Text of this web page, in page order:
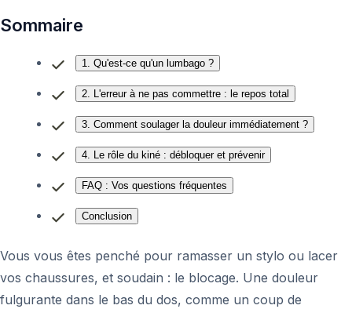
Sommaire
1. Qu'est-ce qu'un lumbago ?
2. L'erreur à ne pas commettre : le repos total
3. Comment soulager la douleur immédiatement ?
4. Le rôle du kiné : débloquer et prévenir
FAQ : Vos questions fréquentes
Conclusion
Vous vous êtes penché pour ramasser un stylo ou lacer
vos chaussures, et soudain : le blocage. Une douleur
fulgurante dans le bas du dos, comme un coup de